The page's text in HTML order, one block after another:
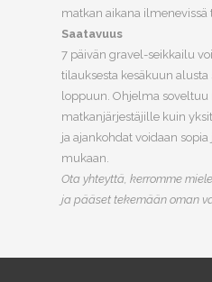
matkan aikana ilmenevissä
Saatavuus
7 päivän gravel-seikkailu
tilauksesta kesäkuun alusta
loppuun. Ohjelma
matkanjärjestäjille kuin
ja ajankohdat voidaan
mukaan.
Ota yhteyttä, kerromme
ja pääset tekemään oman